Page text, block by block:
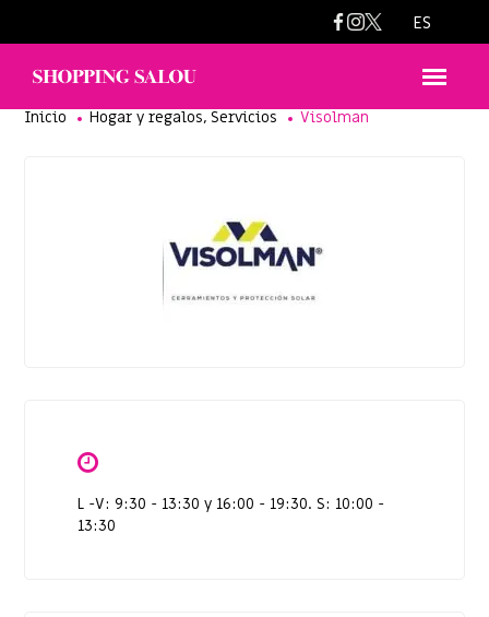
ES
Inicio Hogar y regalos,Servicios Visolman
L -V: 9:30 - 13:30 y 16:00 - 19:30. S: 10:00 -
13:30